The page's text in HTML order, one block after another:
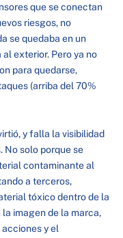
que se conectan
riesgos, no
se quedaba en un
exterior. Pero ya no
para quedarse,
(arriba del 70%
y falla la visibilidad
No solo porque se
contaminante al
a terceros,
tóxico dentro de la
imagen de la marca,
y el